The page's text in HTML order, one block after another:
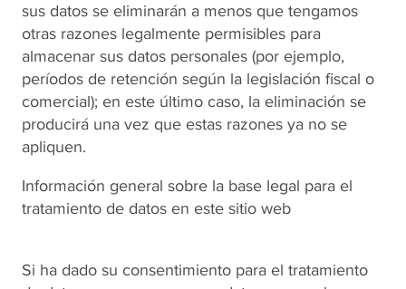
sus datos se eliminarán a menos que tengamos
otras razones legalmente permisibles para
almacenar sus datos personales (por ejemplo,
períodos de retención según la legislación fiscal o
comercial); en este último caso, la eliminación se
producirá una vez que estas razones ya no se
apliquen.
Información general sobre la base legal para el
tratamiento de datos en este sitio web
Si ha dado su consentimiento para el tratamiento